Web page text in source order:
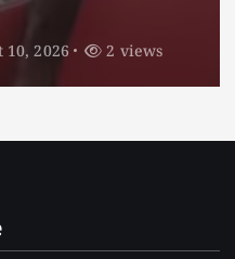
10, 2026 2 views